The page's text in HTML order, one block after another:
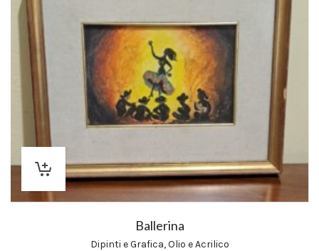
Ballerina
Dipinti e Grafica,Olio e Acrilico